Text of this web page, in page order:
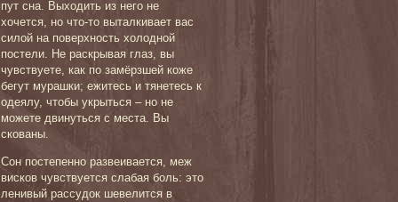
пут сна. Выходить из него не
хочется, но что-то выталкивает вас
силой на поверхность холодной
постели. Не раскрывая глаз, вы
чувствуете, как по замёрзшей коже
бегут мурашки; ежитесь и тянетесь к
одеялу, чтобы укрыться – но не
можете двинуться с места. Вы
скованы.
Сон постепенно развеивается, меж
висков чувствуется слабая боль: это
ленивый рассудок шевелится в